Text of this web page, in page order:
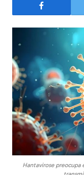
Hantavirose preocupa